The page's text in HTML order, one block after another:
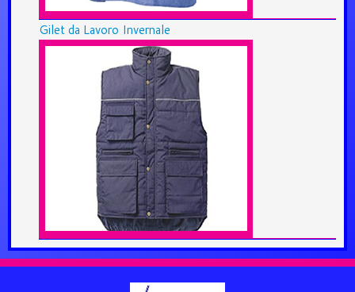
Gilet da Lavoro Invernale